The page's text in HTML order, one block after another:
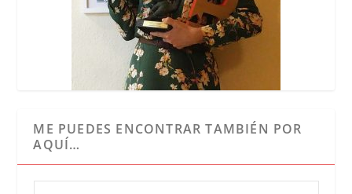
ME PUEDES ENCONTRAR TAMBIÉN POR
AQUÍ…